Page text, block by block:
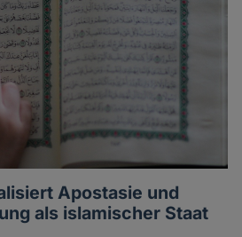
Apostasie und
als islamischer Staat